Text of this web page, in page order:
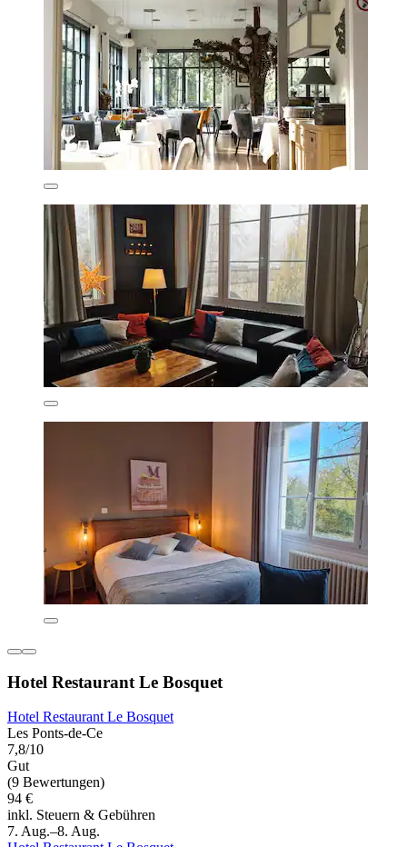
Hotel Restaurant Le Bosquet
Hotel Restaurant Le Bosquet
Les Ponts-de-Ce
7,8/10
Gut
(9 Bewertungen)
94 €
inkl. Steuern & Gebühren
7. Aug.–8. Aug.